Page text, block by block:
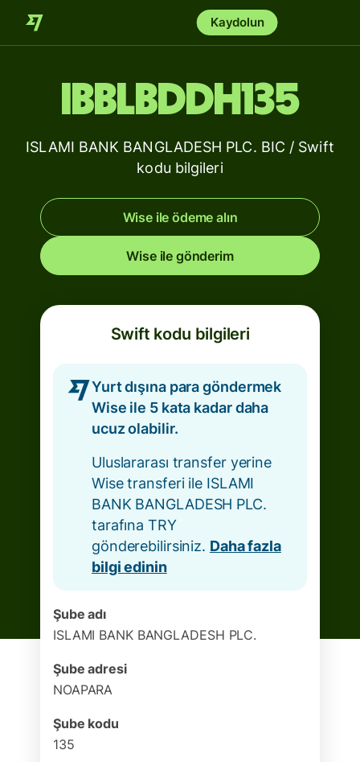
Kaydolun
IBBLBDDH135
ISLAMI BANK BANGLADESH PLC. BIC / Swift
kodu bilgileri
Wise ile ödeme alın
Wise ile gönderim
Swift kodu bilgileri
Yurt dışına para göndermek
Wise ile 5 kata kadar daha
ucuz olabilir.
Uluslararası transfer yerine
Wise transferi ile ISLAMI
BANK BANGLADESH PLC.
tarafına TRY
gönderebilirsiniz. Daha fazla
bilgi edinin
Şube adı
ISLAMI BANK BANGLADESH PLC.
Şube adresi
NOAPARA
Şube kodu
135